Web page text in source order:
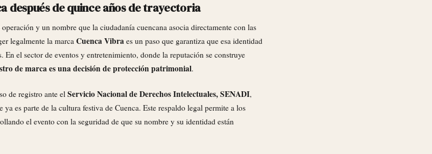
después de quince años de trayectoria
y un nombre que la ciudadanía cuencana asocia directamente con las
legalmente la marcaCuenca Vibra es un paso que garantiza que esa identidad
En el sector de eventos y entretenimiento, donde la reputación se construye
de marca es una decisión de protección patrimonial.
de registro ante el Servicio Nacional de Derechos Intelectuales, SENADI,
ya es parte de la cultura festiva de Cuenca. Este respaldo legal permite a los
el evento con la seguridad de que su nombre y su identidad están